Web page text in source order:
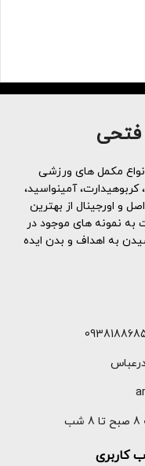
BCAA از ترمیم و بازسازی عضلات
(سایز بزرگ)فتحی
مکمل های ورزشی
کربوهیدارت، آمینواسید،
و اورجینال از بهترین
به نمونه های موجود در
به اهداف و بدن ایده
کاربری